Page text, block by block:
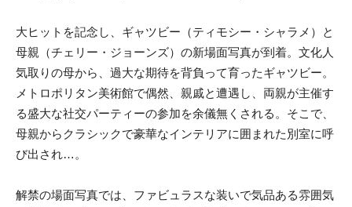
大ヒットを記念し、ギャツビー（ティモシー・シャラメ）と
母親（チェリー・ジョーンズ）の新場面写真が到着。文化人
気取りの母から、過大な期待を背負って育ったギャツビー。
メトロポリタン美術館で偶然、親戚と遭遇し、両親が主催す
る盛大な社交パーティーの参加を余儀無くされる。そこで、
母親からクラシックで豪華なインテリアに囲まれた別室に呼
び出され…。
解禁の場面写真では、ファビュラスな装いで気品ある雰囲気